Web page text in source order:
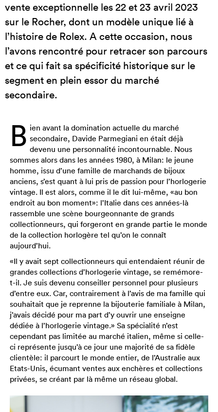
vente exceptionnelle les 22 et 23 avril 2023
sur le Rocher, dont un modèle unique lié à
l’histoire de Rolex. A cette occasion, nous
l’avons rencontré pour retracer son parcours
et ce qui fait sa spécificité historique sur le
segment en plein essor du marché
secondaire.
B ien avant la domination actuelle du marché
secondaire, Davide Parmegiani en était déjà
devenu une personnalité incontournable. Nous
sommes alors dans les années 1980, à Milan: le jeune
homme, issu d’une famille de marchands de bijoux
anciens, s’est quant à lui pris de passion pour l’horlogerie
vintage. Il est alors, comme il le dit lui-même, «au bon
endroit au bon moment»: l’Italie dans ces années-là
rassemble une scène bourgeonnante de grands
collectionneurs, qui forgeront en grande partie le monde
de la collection horlogère tel qu’on le connaît
aujourd’hui.
«Il y avait sept collectionneurs qui entendaient réunir de
grandes collections d’horlogerie vintage, se remémore-
t-il. Je suis devenu conseiller personnel pour plusieurs
d’entre eux. Car, contrairement à l’avis de ma famille qui
souhaitait que je reprenne la bijouterie familiale à Milan,
j’avais décidé pour ma part d’y ouvrir une enseigne
dédiée à l’horlogerie vintage.» Sa spécialité n’est
cependant pas limitée au marché italien, même si celle-
ci représente jusqu’à ce jour une majorité de sa fidèle
clientèle: il parcourt le monde entier, de l’Australie aux
Etats-Unis, écumant ventes aux enchères et collections
privées, se créant par là même un réseau global.